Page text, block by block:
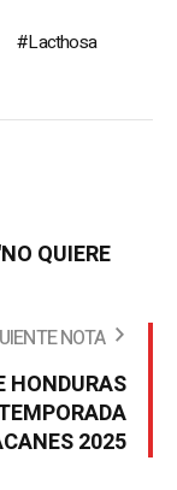
Lacthosa
QUIERE
NOTA
HONDURAS
2025